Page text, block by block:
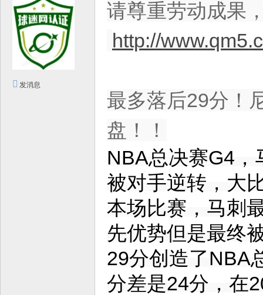
发消息
请尊重劳动成果
http://
最多落后29分！
盘！！
NBA总决赛G4，
被对手逆转，大
本场比赛，马刺
先优势但是最终
29分创造了NBA
分差是24分，在